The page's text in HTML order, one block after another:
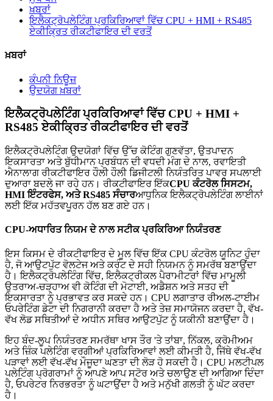
ਖ਼ਬਰਾਂ
ਇਲੈਕਟ੍ਰੋਪਲੇਟਿੰਗ ਪ੍ਰਕਿਰਿਆਵਾਂ ਵਿੱਚ CPU + HMI + RS485
ਏਕੀਕ੍ਰਿਤ ਰੀਕਟੀਫਾਇਰ ਦੀ ਵਰਤੋਂ
ਖ਼ਬਰਾਂ
ਕੰਪਨੀ ਨਿਊਜ਼
ਉਦਯੋਗ ਖ਼ਬਰਾਂ
ਇਲੈਕਟ੍ਰੋਪਲੇਟਿੰਗ ਪ੍ਰਕਿਰਿਆਵਾਂ ਵਿੱਚ CPU + HMI +
RS485 ਏਕੀਕ੍ਰਿਤ ਰੀਕਟੀਫਾਇਰ ਦੀ ਵਰਤੋਂ
ਇਲੈਕਟ੍ਰੋਪਲੇਟਿੰਗ ਉਦਯੋਗਾਂ ਵਿੱਚ ਉੱਚ ਕੋਟਿੰਗ ਗੁਣਵੱਤਾ, ਉਤਪਾਦਨ
ਇਕਸਾਰਤਾ ਅਤੇ ਬੁੱਧੀਮਾਨ ਪ੍ਰਬੰਧਨ ਦੀ ਵਧਦੀ ਮੰਗ ਦੇ ਨਾਲ, ਰਵਾਇਤੀ
ਐਨਾਲਾਗ ਰੀਕਟੀਫਾਇਰ ਹੌਲੀ ਹੌਲੀ ਡਿਜੀਟਲੀ ਨਿਯੰਤਰਿਤ ਪਾਵਰ ਸਪਲਾਈ
ਦੁਆਰਾ ਬਦਲੇ ਜਾ ਰਹੇ ਹਨ। ਰੀਕਟੀਫਾਇਰ ਇੱਕCPU ਕੰਟਰੋਲ ਸਿਸਟਮ,
HMI ਇੰਟਰਫੇਸ, ਅਤੇ RS485 ਸੰਚਾਰਆਧੁਨਿਕ ਇਲੈਕਟ੍ਰੋਪਲੇਟਿੰਗ ਲਾਈਨਾਂ
ਲਈ ਇੱਕ ਮਹੱਤਵਪੂਰਨ ਹੱਲ ਬਣ ਗਏ ਹਨ।
CPU-ਅਧਾਰਿਤ ਨਿਯਮ ਦੇ ਨਾਲ ਸਟੀਕ ਪ੍ਰਕਿਰਿਆ ਨਿਯੰਤਰਣ
ਇਸ ਕਿਸਮ ਦੇ ਰੀਕਟੀਫਾਇਰ ਦੇ ਮੂਲ ਵਿੱਚ ਇੱਕ CPU ਕੰਟਰੋਲ ਯੂਨਿਟ ਹੁੰਦਾ
ਹੈ, ਜੋ ਆਉਟਪੁੱਟ ਵੋਲਟੇਜ ਅਤੇ ਕਰੰਟ ਦੇ ਸਹੀ ਨਿਯਮਨ ਨੂੰ ਸਮਰੱਥ ਬਣਾਉਂਦਾ
ਹੈ। ਇਲੈਕਟ੍ਰੋਪਲੇਟਿੰਗ ਵਿੱਚ, ਇਲੈਕਟ੍ਰੀਕਲ ਪੈਰਾਮੀਟਰਾਂ ਵਿੱਚ ਮਾਮੂਲੀ
ਉਤਰਾਅ-ਚੜ੍ਹਾਅ ਵੀ ਕੋਟਿੰਗ ਦੀ ਮੋਟਾਈ, ਅਡੈਸ਼ਨ ਅਤੇ ਸਤਹ ਦੀ
ਇਕਸਾਰਤਾ ਨੂੰ ਪ੍ਰਭਾਵਤ ਕਰ ਸਕਦੇ ਹਨ। CPU ਲਗਾਤਾਰ ਰੀਅਲ-ਟਾਈਮ
ਓਪਰੇਟਿੰਗ ਡੇਟਾ ਦੀ ਨਿਗਰਾਨੀ ਕਰਦਾ ਹੈ ਅਤੇ ਤੇਜ਼ ਸਮਾਯੋਜਨ ਕਰਦਾ ਹੈ, ਵੱਖ-
ਵੱਖ ਲੋਡ ਸਥਿਤੀਆਂ ਦੇ ਅਧੀਨ ਸਥਿਰ ਆਉਟਪੁੱਟ ਨੂੰ ਯਕੀਨੀ ਬਣਾਉਂਦਾ ਹੈ।
ਇਹ ਬੰਦ-ਲੂਪ ਨਿਯੰਤਰਣ ਸਮਰੱਥਾ ਖਾਸ ਤੌਰ 'ਤੇ ਤਾਂਬਾ, ਨਿੱਕਲ, ਕ੍ਰੋਮੀਅਮ
ਅਤੇ ਜ਼ਿੰਕ ਪਲੇਟਿੰਗ ਵਰਗੀਆਂ ਪ੍ਰਕਿਰਿਆਵਾਂ ਲਈ ਕੀਮਤੀ ਹੈ, ਜਿੱਥੇ ਵੱਖ-ਵੱਖ
ਪੜਾਵਾਂ ਲਈ ਵੱਖ-ਵੱਖ ਮੌਜੂਦਾ ਘਣਤਾ ਦੀ ਲੋੜ ਹੋ ਸਕਦੀ ਹੈ। CPU ਮਲਟੀਪਲ
ਪਲੇਟਿੰਗ ਪ੍ਰੋਗਰਾਮਾਂ ਨੂੰ ਆਪਣੇ ਆਪ ਸਟੋਰ ਅਤੇ ਚਲਾਉਣ ਦੀ ਆਗਿਆ ਦਿੰਦਾ
ਹੈ, ਓਪਰੇਟਰ ਨਿਰਭਰਤਾ ਨੂੰ ਘਟਾਉਂਦਾ ਹੈ ਅਤੇ ਮਨੁੱਖੀ ਗਲਤੀ ਨੂੰ ਘੱਟ ਕਰਦਾ
ਹੈ।